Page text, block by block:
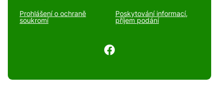
Prohlášení o ochraně
soukromí
Poskytování informací,
příjem podání